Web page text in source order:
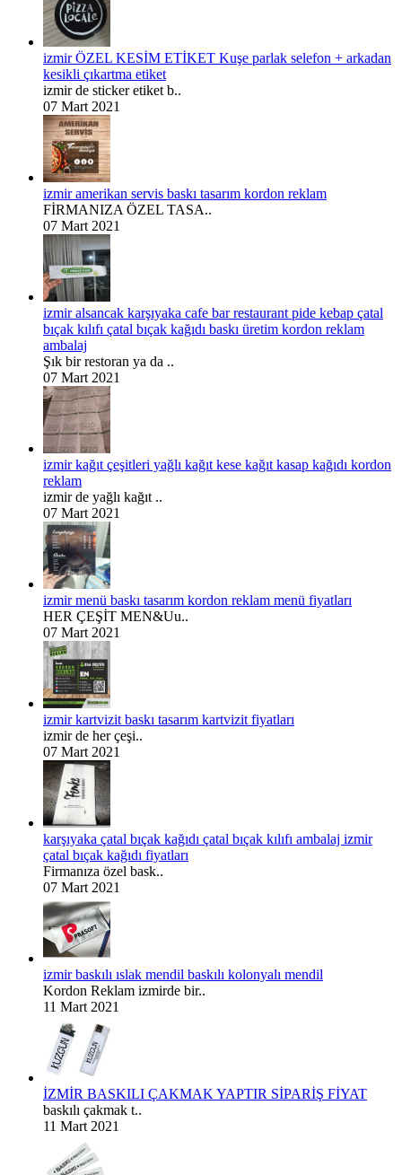
izmir ÖZEL KESİM ETİKET Kuşe parlak selefon + arkadan
kesikli çıkartma etiket
izmir de sticker etiket b..
07 Mart 2021
izmir amerikan servis baskı tasarım kordon reklam
FİRMANIZA ÖZEL TASA..
07 Mart 2021
izmir alsancak karşıyaka cafe bar restaurant pide kebap çatal
bıçak kılıfı çatal bıçak kağıdı baskı üretim kordon reklam
ambalaj
Şık bir restoran ya da ..
07 Mart 2021
izmir kağıt çeşitleri yağlı kağıt kese kağıt kasap kağıdı kordon
reklam
izmir de yağlı kağıt ..
07 Mart 2021
izmir menü baskı tasarım kordon reklam menü fiyatları
HER ÇEŞİT MEN&Uu..
07 Mart 2021
izmir kartvizit baskı tasarım kartvizit fiyatları
izmir de her çeşi..
07 Mart 2021
karşıyaka çatal bıçak kağıdı çatal bıçak kılıfı ambalaj izmir
çatal bıçak kağıdı fiyatları
Firmanıza özel bask..
07 Mart 2021
izmir baskılı ıslak mendil baskılı kolonyalı mendil
Kordon Reklam izmirde bir..
11 Mart 2021
İZMİR BASKILI ÇAKMAK YAPTIR SİPARİŞ FİYAT
baskılı çakmak t..
11 Mart 2021